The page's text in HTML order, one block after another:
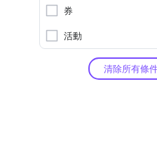
券
活動
清除所有條